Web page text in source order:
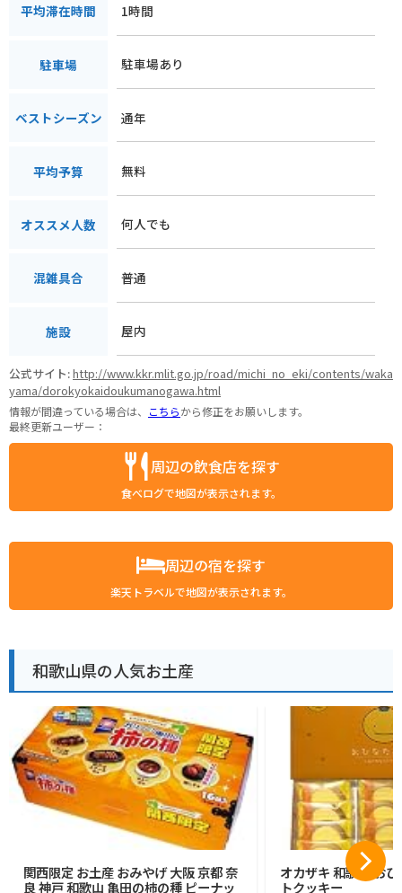
平均滞在時間 1時間
駐車場 駐車場あり
ベストシーズン 通年
平均予算 無料
オススメ人数 何人でも
混雑具合 普通
施設 屋内
公式サイト:http://www.kkr.mlit.go.jp/road/michi_no_eki/contents/waka
yama/dorokyokaidoukumanogawa.html
情報が間違っている場合は、 こちらから修正をお願いします。
最終更新ユーザー：
周辺の飲食店を探す
食べログで地図が表示されます。
周辺の宿を探す
楽天トラベルで地図が表示されます。
和歌山県の人気お土産
関西限定 お土産 おみやげ 大阪 京都 奈
良 神戸 和歌山 亀田の柿の種 ピーナッ
オカザキ 和歌山 お
トクッキー